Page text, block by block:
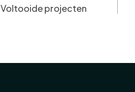
Voltooide projecten